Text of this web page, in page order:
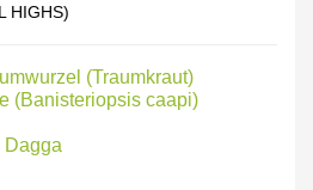
HIGHS)
(Traumkraut)
(Banisteriopsis caapi)
Dagga